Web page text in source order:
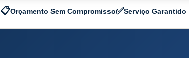
📋Orçamento Sem Compromisso✅Serviço Garantido